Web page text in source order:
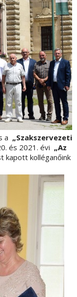
a „Szakszervezeti
és 2021. évi „Az
kapott kolléganőink